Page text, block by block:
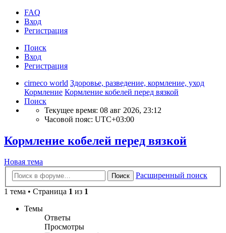
FAQ
Вход
Регистрация
Поиск
Вход
Регистрация
cirneco world Здоровье, разведение, кормление, уход
Кормление Кормление кобелей перед вязкой
Поиск
Текущее время: 08 авг 2026, 23:12
Часовой пояс: UTC+03:00
Кормление кобелей перед вязкой
Новая тема
Поиск
Расширенный поиск
1 тема • Страница 1 из 1
Темы
Ответы
Просмотры